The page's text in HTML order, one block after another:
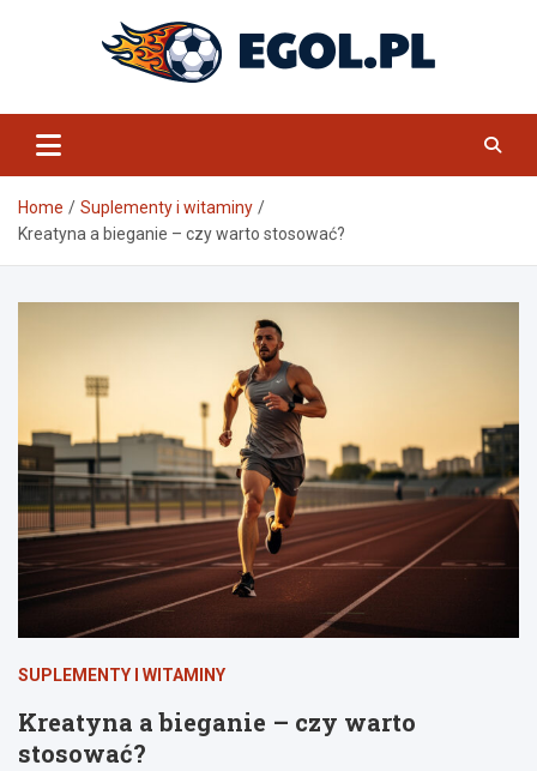
eGol.pl
Home
Suplementy i witaminy
Kreatyna a bieganie – czy warto stosować?
SUPLEMENTY I WITAMINY
Kreatyna a bieganie – czy warto
stosować?